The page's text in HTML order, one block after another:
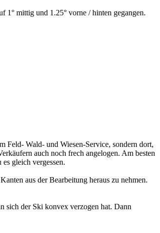
1° mittig und 1.25° vorne / hinten gegangen.
Feld- Wald- und Wiesen-Service, sondern dort,
auch noch frech angelogen. Am besten
gleich vergessen.
aus der Bearbeitung heraus zu nehmen.
sich der Ski konvex verzogen hat. Dann